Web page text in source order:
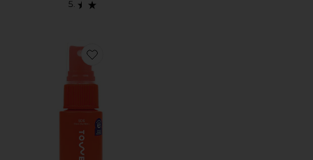
Favorite SOS DAILY RESCUE FACIAL SPRAY 페이셜 스